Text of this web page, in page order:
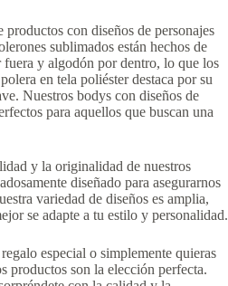
con diseños de personajes
sublimados están hechos de
y algodón por dentro, lo que los
en tela poliéster destaca por su
Nuestros bodys con diseños de
para aquellos que buscan una
y la originalidad de nuestros
diseñado para asegurarnos
variedad de diseños es amplia,
se adapte a tu estilo y personalidad.
especial o simplemente quieras
productos son la elección perfecta.